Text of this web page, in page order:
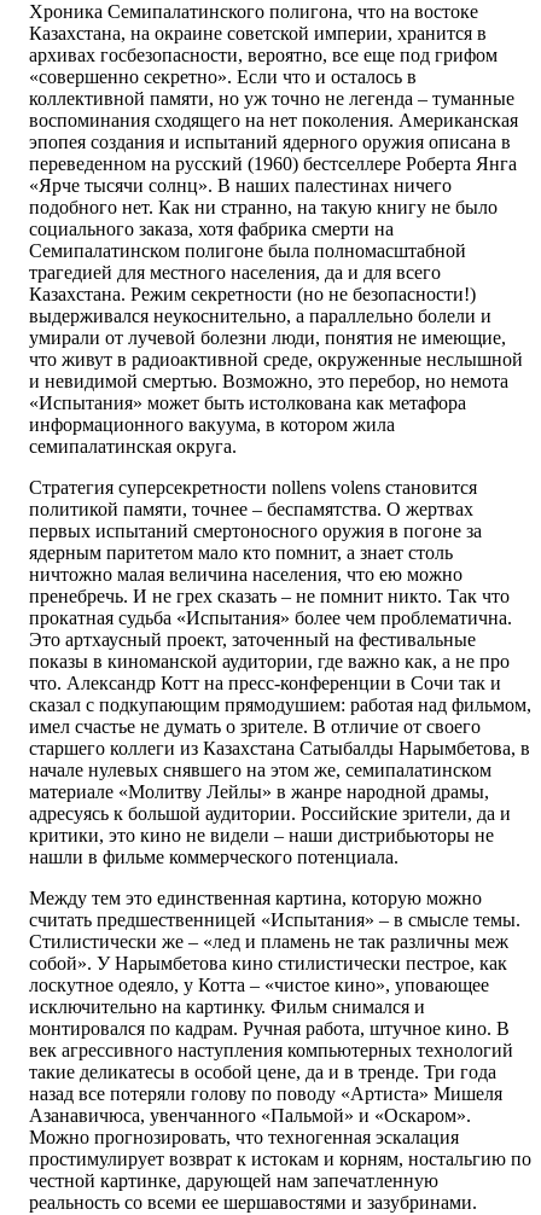
Хроника Семипалатинского полигона, что на востоке
Казахстана, на окраине советской империи, хранится в
архивах госбезопасности, вероятно, все еще под грифом
«совершенно секретно». Если что и осталось в
коллективной памяти, но уж точно не легенда – туманные
воспоминания сходящего на нет поколения. Американская
эпопея создания и испытаний ядерного оружия описана в
переведенном на русский (1960) бестселлере Роберта Янга
«Ярче тысячи солнц». В наших палестинах ничего
подобного нет. Как ни странно, на такую книгу не было
социального заказа, хотя фабрика смерти на
Семипалатинском полигоне была полномасштабной
трагедией для местного населения, да и для всего
Казахстана. Режим секретности (но не безопасности!)
выдерживался неукоснительно, а параллельно болели и
умирали от лучевой болезни люди, понятия не имеющие,
что живут в радиоактивной среде, окруженные неслышной
и невидимой смертью. Возможно, это перебор, но немота
«Испытания» может быть истолкована как метафора
информационного вакуума, в котором жила
семипалатинская округа.
Стратегия суперсекретности nollens volens становится
политикой памяти, точнее – беспамятства. О жертвах
первых испытаний смертоносного оружия в погоне за
ядерным паритетом мало кто помнит, а знает столь
ничтожно малая величина населения, что ею можно
пренебречь. И не грех сказать – не помнит никто. Так что
прокатная судьба «Испытания» более чем проблематична.
Это артхаусный проект, заточенный на фестивальные
показы в киноманской аудитории, где важно как, а не про
что. Александр Котт на пресс-конференции в Сочи так и
сказал с подкупающим прямодушием: работая над фильмом,
имел счастье не думать о зрителе. В отличие от своего
старшего коллеги из Казахстана Сатыбалды Нарымбетова, в
начале нулевых снявшего на этом же, семипалатинском
материале «Молитву Лейлы» в жанре народной драмы,
адресуясь к большой аудитории. Российские зрители, да и
критики, это кино не видели – наши дистрибьюторы не
нашли в фильме коммерческого потенциала.
Между тем это единственная картина, которую можно
считать предшественницей «Испытания» – в смысле темы.
Стилистически же – «лед и пламень не так различны меж
собой». У Нарымбетова кино стилистически пестрое, как
лоскутное одеяло, у Котта – «чистое кино», уповающее
исключительно на картинку. Фильм снимался и
монтировался по кадрам. Ручная работа, штучное кино. В
век агрессивного наступления компьютерных технологий
такие деликатесы в особой цене, да и в тренде. Три года
назад все потеряли голову по поводу «Артиста» Мишеля
Азанавичюса, увенчанного «Пальмой» и «Оскаром».
Можно прогнозировать, что техногенная эскалация
простимулирует возврат к истокам и корням, ностальгию по
честной картинке, дарующей нам запечатленную
реальность со всеми ее шершавостями и зазубринами.